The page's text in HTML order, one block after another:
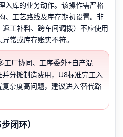
入库的业务动作。该操作需严格
、工艺路线及库存期初设置。非
工补料、跨车间调拨）不应使用
常或库存账实不符。
厂协同、工序委外+自产混
分摊制造费用，U8标准完工入
杂度高问题，建议进入‘替代路
闭环）